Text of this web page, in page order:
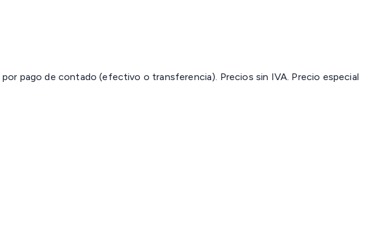
pago de contado (efectivo o transferencia). Precios sin IVA. Precio especial